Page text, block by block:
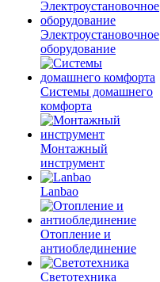
Электроустановочное
оборудование
Системы домашнего
комфорта
Монтажный
инструмент
Lanbao
Отопление и
антиоблединение
Светотехника